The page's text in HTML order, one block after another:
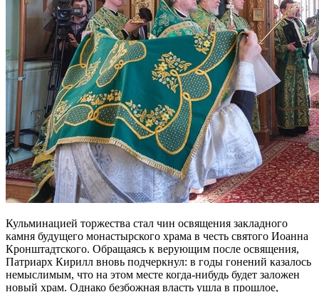
Кульминацией торжества стал чин освящения закладного
камня будущего монастырского храма в честь святого Иоанна
Кронштадтского. Обращаясь к верующим после освящения,
Патриарх Кирилл вновь подчеркнул: в годы гонений казалось
немыслимым, что на этом месте когда-нибудь будет заложен
новый храм. Однако безбожная власть ушла в прошлое,